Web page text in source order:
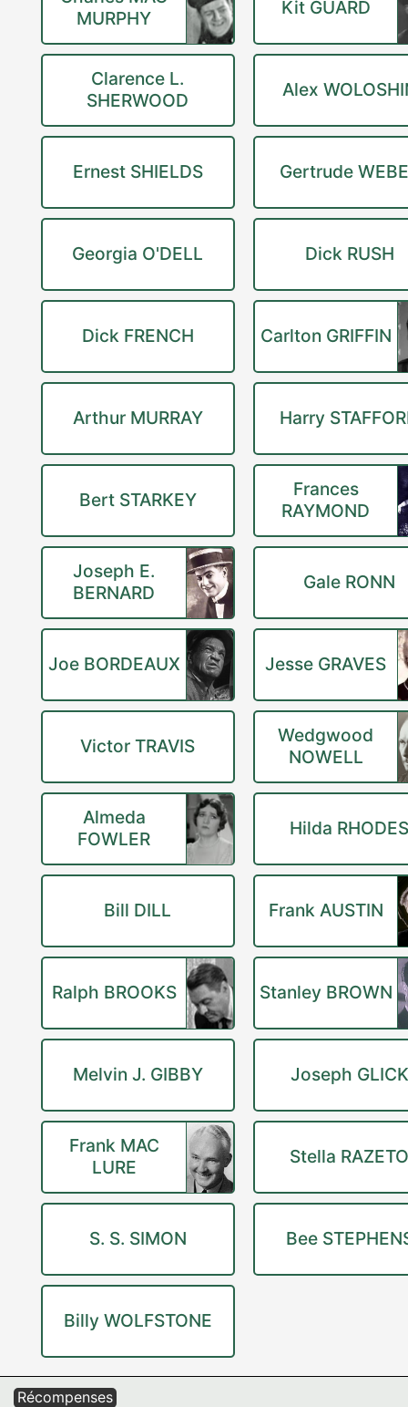
MURPHY
Kit GUARD
Clarence L.
SHERWOOD
Alex
Ernest SHIELDS Gertrude
Georgia O'DELL Dick RUSH
Dick FRENCH Carlton GRIFFIN
Arthur MURRAY Harry
Bert STARKEY
Frances
RAYMOND
Joseph E.
BERNARD
Gale RONN
Joe BORDEAUX Jesse GRAVES
Victor TRAVIS
Wedgwood
NOWELL
Almeda
FOWLER
Hilda
Bill DILL Frank AUSTIN
Ralph BROOKS Stanley BROWN
Melvin J. GIBBY Joseph GLICK
Frank MAC
LURE
Stella
S. S. SIMON Bee
Billy WOLFSTONE
Récompenses